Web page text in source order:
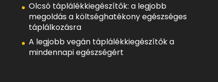
Olcsó táplálékkiegészítők: a legjobb
megoldás a költséghatékony egészséges
táplálkozásra
A legjobb vegán táplálékkiegészítők a
mindennapi egészségért